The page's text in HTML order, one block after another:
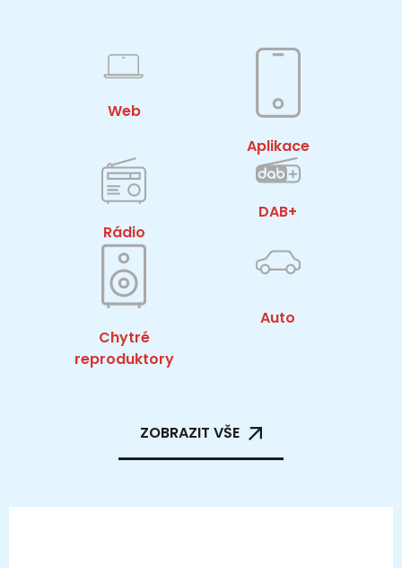
Web
Aplikace
Rádio
DAB+
Chytré
reproduktory
Auto
ZOBRAZIT VŠE